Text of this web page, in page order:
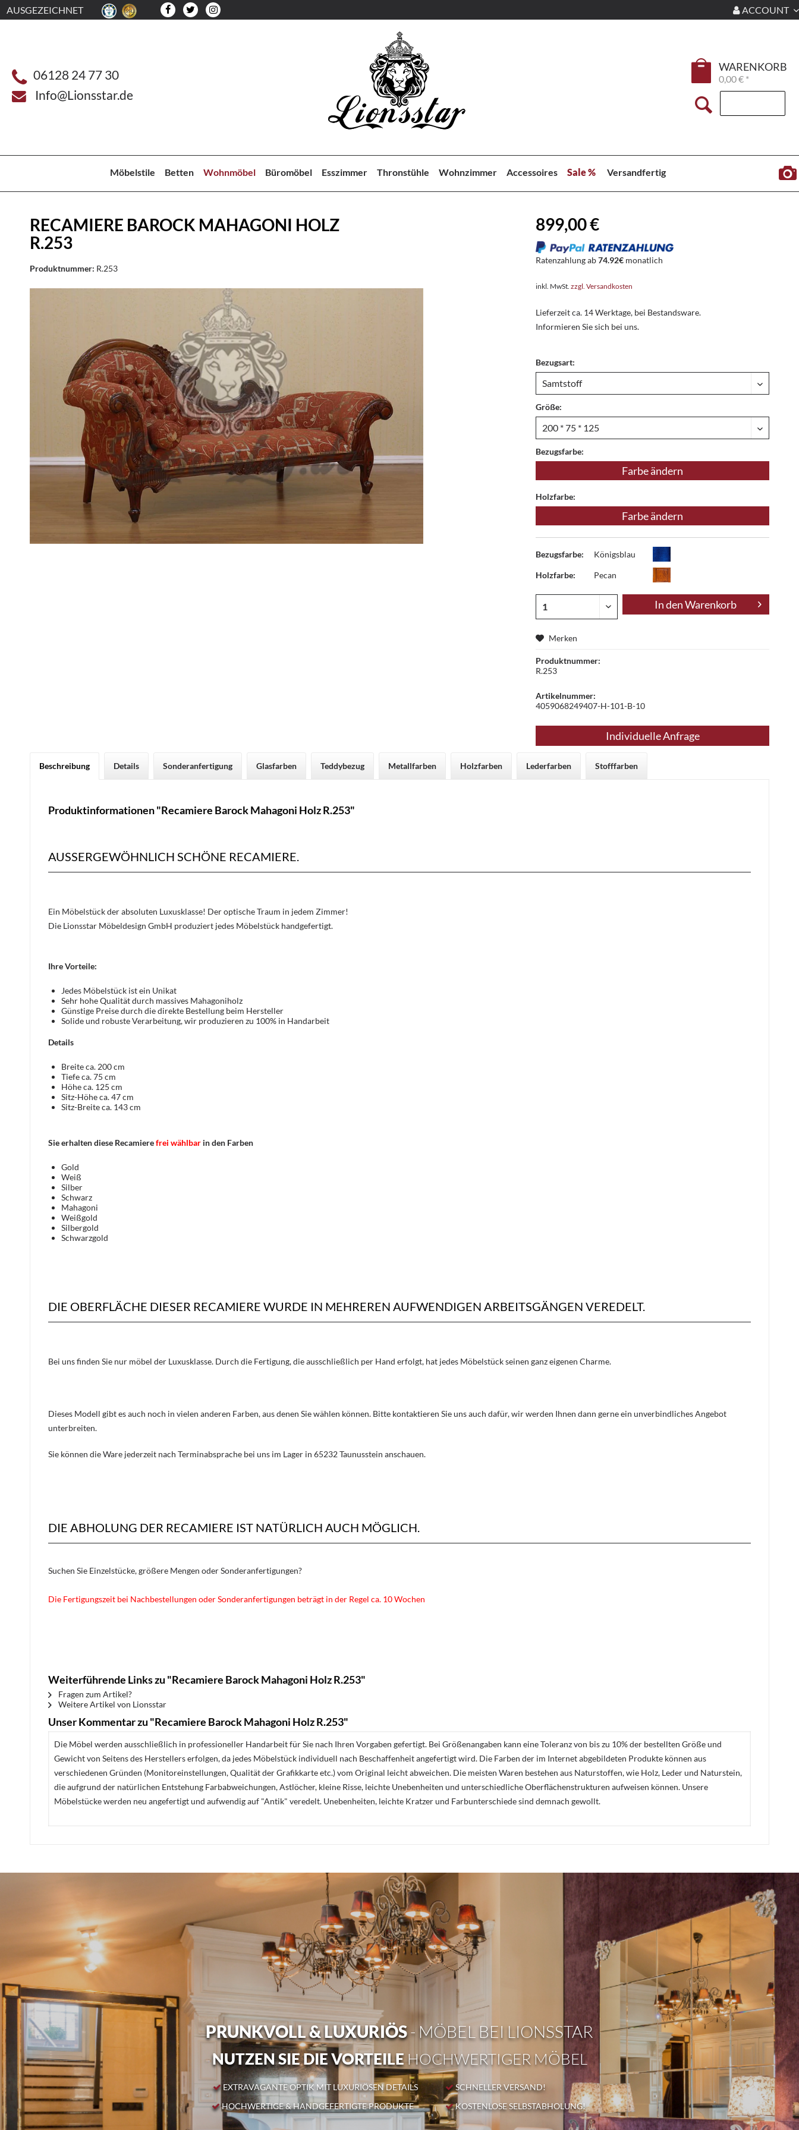
AUSGEZEICHNET ACCOUNT
06128 24 77 30
Info@Lionsstar.de
WARENKORB
0,00 € *
Möbelstile Betten Wohnmöbel Büromöbel Esszimmer Thronstühle Wohnzimmer Accessoires Sale % Versandfertig
RECAMIERE BAROCK MAHAGONI HOLZ
R.253
Produktnummer: R.253
899,00 €
Ratenzahlung ab74.92€ monatlich
inkl. MwSt.zzgl. Versandkosten
Lieferzeit ca. 14 Werktage, bei Bestandsware.
Informieren Sie sich bei uns.
Bezugsart:
Größe:
Bezugsfarbe:
Farbe ändern
Holzfarbe:
Farbe ändern
Bezugsfarbe: Königsblau
Holzfarbe: Pecan
In denWarenkorb
Merken
Produktnummer:
R.253
Artikelnummer:
4059068249407-H-101-B-10
Individuelle Anfrage
Beschreibung Details Sonderanfertigung Glasfarben Teddybezug Metallfarben Holzfarben Lederfarben Stofffarben
Produktinformationen "Recamiere Barock Mahagoni Holz R.253"
AUSSERGEWÖHNLICH SCHÖNE RECAMIERE.
Ein Möbelstück der absoluten Luxusklasse! Der optische Traum in jedem Zimmer!
Die Lionsstar Möbeldesign GmbH produziert jedes Möbelstück handgefertigt.
Ihre Vorteile:
Jedes Möbelstück ist ein Unikat
Sehr hohe Qualität durch massives Mahagoniholz
Günstige Preise durch die direkte Bestellung beim Hersteller
Solide und robuste Verarbeitung, wir produzieren zu 100% in Handarbeit
Details
Breite ca. 200 cm
Tiefe ca. 75 cm
Höhe ca. 125 cm
Sitz-Höhe ca. 47 cm
Sitz-Breite ca. 143 cm
Sie erhalten diese Recamierefrei wählbar in den Farben
Gold
Weiß
Silber
Schwarz
Mahagoni
Weißgold
Silbergold
Schwarzgold
DIE OBERFLÄCHE DIESER RECAMIERE WURDE IN MEHREREN AUFWENDIGEN ARBEITSGÄNGEN VEREDELT.
Bei uns finden Sie nur möbel der Luxusklasse. Durch die Fertigung, die ausschließlich per Hand erfolgt, hat jedes Möbelstück seinen ganz eigenen Charme.
Dieses Modell gibt es auch noch in vielen anderen Farben, aus denen Sie wählen können. Bitte kontaktieren Sie uns auch dafür, wir werden Ihnen dann gerne ein unverbindliches Angebot
unterbreiten.
Sie können die Ware jederzeit nach Terminabsprache bei uns im Lager in 65232 Taunusstein anschauen.
DIE ABHOLUNG DER RECAMIERE IST NATÜRLICH AUCH MÖGLICH.
Suchen Sie Einzelstücke, größere Mengen oder Sonderanfertigungen?
Die Fertigungszeit bei Nachbestellungen oder Sonderanfertigungen beträgt in der Regel ca. 10 Wochen
Weiterführende Links zu "Recamiere Barock Mahagoni Holz R.253"
Fragen zum Artikel?
Weitere Artikel von Lionsstar
Unser Kommentar zu "Recamiere Barock Mahagoni Holz R.253"
Die Möbel werden ausschließlich in professioneller Handarbeit für Sie nach Ihren Vorgaben gefertigt. Bei Größenangaben kann eine Toleranz von bis zu 10% der bestellten Größe und
Gewicht von Seitens des Herstellers erfolgen, da jedes Möbelstück individuell nach Beschaffenheit angefertigt wird. Die Farben der im Internet abgebildeten Produkte können aus
verschiedenen Gründen (Monitoreinstellungen, Qualität der Grafikkarte etc.) vom Original leicht abweichen. Die meisten Waren bestehen aus Naturstoffen, wie Holz, Leder und Naturstein,
die aufgrund der natürlichen Entstehung Farbabweichungen, Astlöcher, kleine Risse, leichte Unebenheiten und unterschiedliche Oberflächenstrukturen aufweisen können. Unsere
Möbelstücke werden neu angefertigt und aufwendig auf "Antik" veredelt. Unebenheiten, leichte Kratzer und Farbunterschiede sind demnach gewollt.
PRUNKVOLL & LUXURIÖS- MÖBEL BEI LIONSSTAR
NUTZEN SIE DIE VORTEILEHOCHWERTIGER MÖBEL
EXTRAVAGANTE OPTIK MIT LUXURIÖSEN DETAILS
HOCHWERTIGE & HANDGEFERTIGTE PRODUKTE
SCHNELLER VERSAND!
KOSTENLOSE SELBSTABHOLUNG!